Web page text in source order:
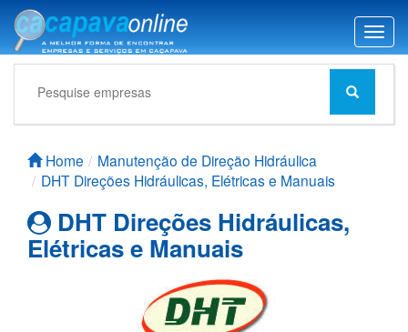
T
o
g
e
Home
Manutenção de Direção Hidráulica
DHT Direções Hidráulicas, Elétricas e Manuais
DHT Direções Hidráulicas,
Elétricas e Manuais